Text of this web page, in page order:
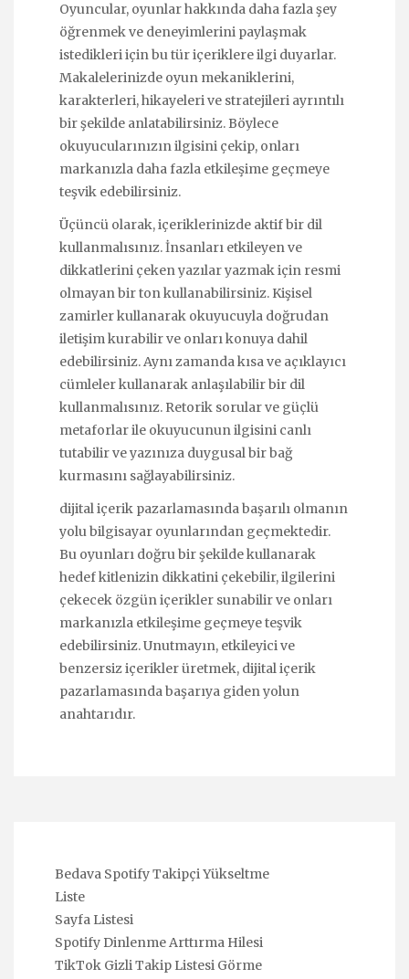
Oyuncular, oyunlar hakkında daha fazla şey
öğrenmek ve deneyimlerini paylaşmak
istedikleri için bu tür içeriklere ilgi duyarlar.
Makalelerinizde oyun mekaniklerini,
karakterleri, hikayeleri ve stratejileri ayrıntılı
bir şekilde anlatabilirsiniz. Böylece
okuyucularınızın ilgisini çekip, onları
markanızla daha fazla etkileşime geçmeye
teşvik edebilirsiniz.
Üçüncü olarak, içeriklerinizde aktif bir dil
kullanmalısınız. İnsanları etkileyen ve
dikkatlerini çeken yazılar yazmak için resmi
olmayan bir ton kullanabilirsiniz. Kişisel
zamirler kullanarak okuyucuyla doğrudan
iletişim kurabilir ve onları konuya dahil
edebilirsiniz. Aynı zamanda kısa ve açıklayıcı
cümleler kullanarak anlaşılabilir bir dil
kullanmalısınız. Retorik sorular ve güçlü
metaforlar ile okuyucunun ilgisini canlı
tutabilir ve yazınıza duygusal bir bağ
kurmasını sağlayabilirsiniz.
dijital içerik pazarlamasında başarılı olmanın
yolu bilgisayar oyunlarından geçmektedir.
Bu oyunları doğru bir şekilde kullanarak
hedef kitlenizin dikkatini çekebilir, ilgilerini
çekecek özgün içerikler sunabilir ve onları
markanızla etkileşime geçmeye teşvik
edebilirsiniz. Unutmayın, etkileyici ve
benzersiz içerikler üretmek, dijital içerik
pazarlamasında başarıya giden yolun
anahtarıdır.
Bedava Spotify Takipçi Yükseltme
Liste
Sayfa Listesi
Spotify Dinlenme Arttırma Hilesi
TikTok Gizli Takip Listesi Görme